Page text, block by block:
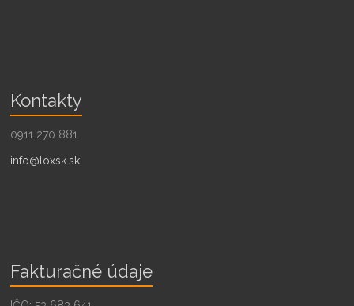
Kontakty
0911 270 881
info@loxsk.sk
Fakturačné údaje